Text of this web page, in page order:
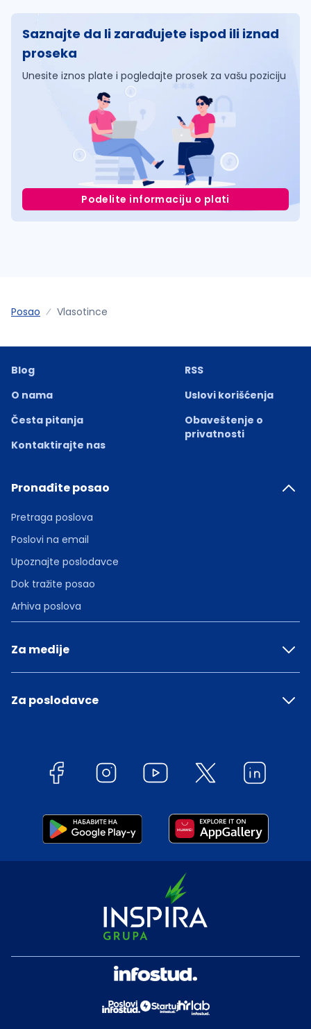
Saznajte da li zarađujete ispod ili iznad
proseka
Unesite iznos plate i pogledajte prosek za vašu poziciju
Podelite informaciju o plati
Posao Vlasotince
Blog
O nama
Česta pitanja
Kontaktirajte nas
RSS
Uslovi korišćenja
Obaveštenje o
privatnosti
Pronađite posao
Pretraga poslova
Poslovi na email
Upoznajte poslodavce
Dok tražite posao
Arhiva poslova
Za medije
Za poslodavce